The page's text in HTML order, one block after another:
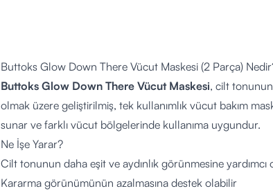
Buttoks Glow Down There Vücut Maskesi (2 Parça)
Buttoks Glow Down There Vücut Maskesi, cilt tonunun
olmak üzere geliştirilmiş, tek kullanımlık vücut bakım
sunar ve farklı vücut bölgelerinde kullanıma uygundur.
Ne İşe Yarar?
Cilt tonunun daha eşit ve aydınlık görünmesine yardımcı
Kararma görünümünün azalmasına destek olabilir